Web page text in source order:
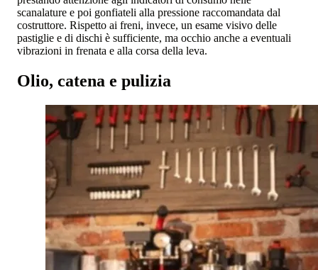
scanalature e poi gonfiateli alla pressione raccomandata dal
costruttore. Rispetto ai freni, invece, un esame visivo delle
pastiglie e di dischi è sufficiente, ma occhio anche a eventuali
vibrazioni in frenata e alla corsa della leva.
Olio, catena e pulizia